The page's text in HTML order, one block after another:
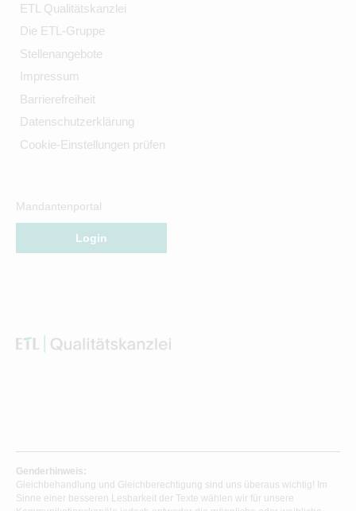
ETL Qualitätskanzlei
Die ETL-Gruppe
Stellenangebote
Impressum
Barrierefreiheit
Datenschutzerklärung
Cookie-Einstellungen prüfen
Mandantenportal
Login
Genderhinweis:
Gleichbehandlung und Gleichberechtigung sind uns überaus wichtig! Im
Sinne einer besseren Lesbarkeit der Texte wählen wir für unsere